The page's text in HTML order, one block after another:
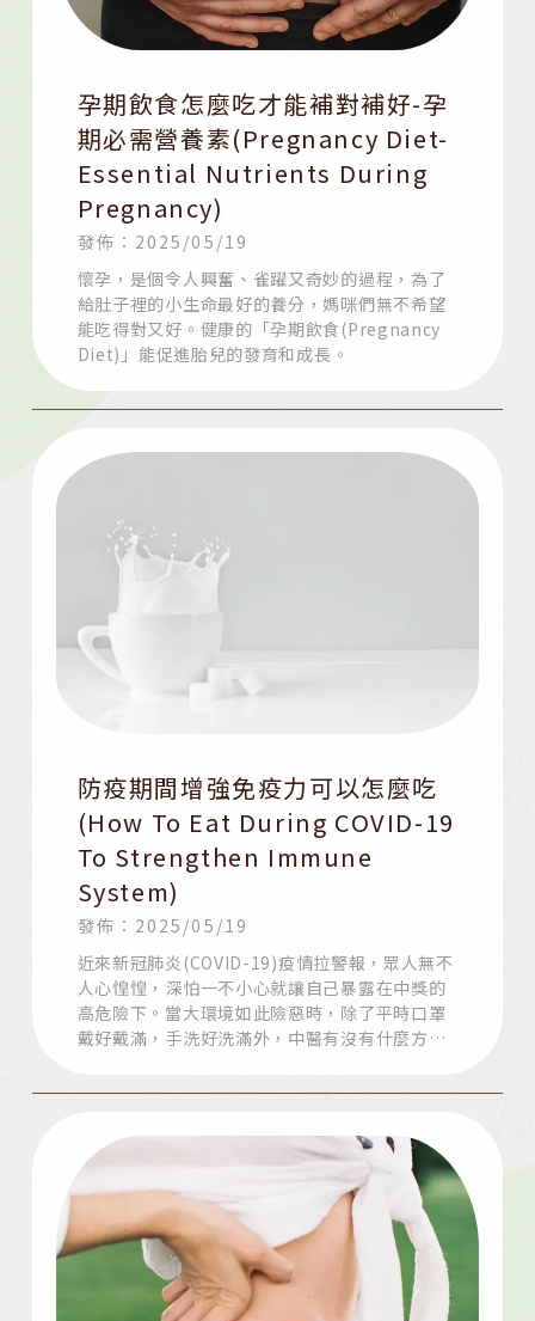
孕期飲食怎麼吃才能補對補好-孕
期必需營養素(Pregnancy Diet-
Essential Nutrients During
Pregnancy)
發佈：2025/05/19
懷孕，是個令人興奮、雀躍又奇妙的過程，為了
給肚子裡的小生命最好的養分，媽咪們無不希望
能吃得對又好。健康的「孕期飲食(Pregnancy
Diet)」能促進胎兒的發育和成長。
防疫期間增強免疫力可以怎麼吃
(How To Eat During COVID-19
To Strengthen Immune
System)
發佈：2025/05/19
近來新冠肺炎(COVID-19)疫情拉警報，眾人無不
人心惶惶，深怕一不小心就讓自己暴露在中獎的
高危險下。當大環境如此險惡時，除了平時口罩
戴好戴滿，手洗好洗滿外，中醫有沒有什麼方法